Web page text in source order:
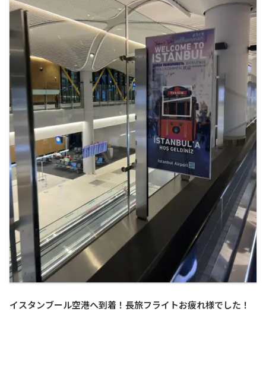
イスタンブール空港へ到着！長旅フライトお疲れ様でした！